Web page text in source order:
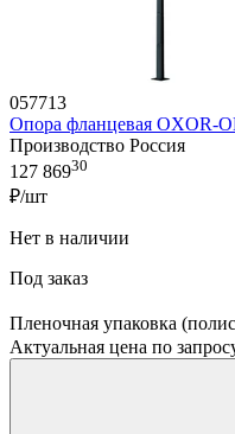
057713
Опора фланцевая OXOR-
Производство Россия
127 86930
₽/шт
Нет в наличии
Под заказ
Пленочная упаковка
Актуальная цена по